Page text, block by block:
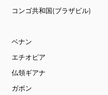
コンゴ共和国(ブラザビル)
ベナン
エチオピア
仏領ギアナ
ガボン